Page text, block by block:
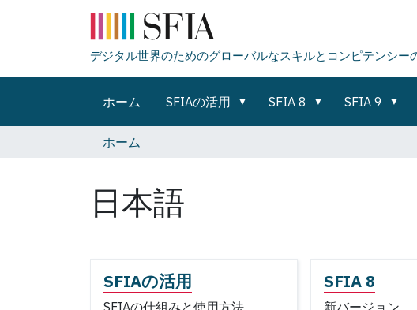
デジタル世界のためのグローバルなスキルとコンピテンシー
ホーム SFIAの活用 SFIA 8 SFIA 9
ホーム
日本語
SFIAの活用 SFIA 8